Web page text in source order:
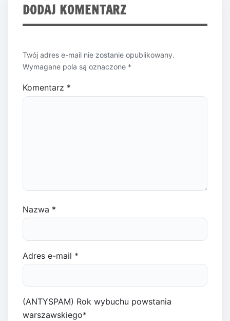
DODAJ KOMENTARZ
Twój adres e-mail nie zostanie opublikowany.
Wymagane pola są oznaczone *
Komentarz *
Nazwa *
Adres e-mail *
(ANTYSPAM) Rok wybuchu powstania
warszawskiego*